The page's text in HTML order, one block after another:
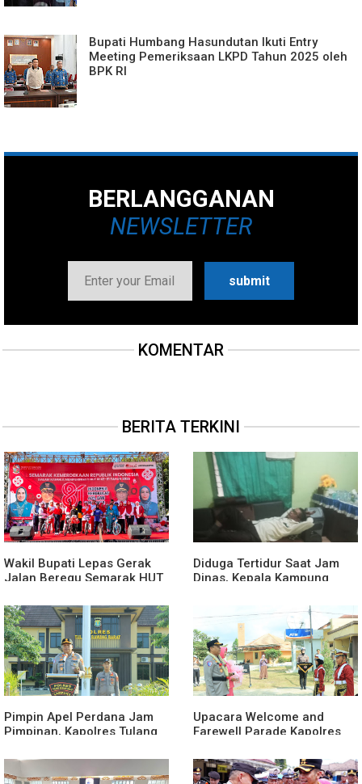
Bupati Humbang Hasundutan Ikuti Entry
Meeting Pemeriksaan LKPD Tahun 2025 oleh
BPK RI
BERLANGGANAN
NEWSLETTER
KOMENTAR
BERITA TERKINI
Wakil Bupati Lepas Gerak
Jalan Beregu Semarak HUT
Diduga Tertidur Saat Jam
Dinas, Kepala Kampung
Pimpin Apel Perdana Jam
Pimpinan, Kapolres Tulang
dan Penekanan Pada
Personil
Upacara Welcome and
Farewell Parade Kapolres
Berlangsung Khidmat